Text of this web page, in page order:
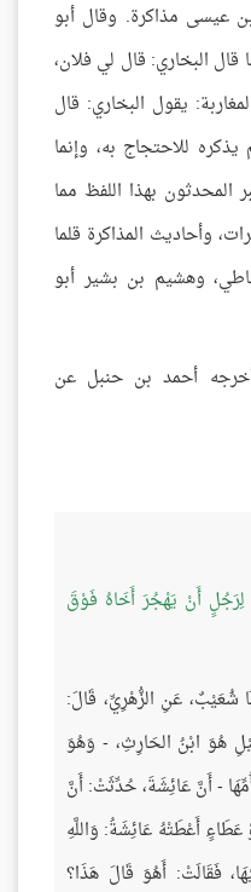
عيسى مذاكرة. وقال أبو
البخاري: قال لي فلان،
يقول البخاري: قال
للاحتجاج به، وإنما
المحدثون بهذا اللفظ مما
وأحاديث المذاكرة قلما
وهشيم بن بشير أبو
أحمد بن حنبل عن
أَنْ يَهْجُرَ أَخَاهُ فَوْقَ
شُعَيْبٌ، عَنِ الزُّهْرِيِّ، قَالَ:
هُوَ ابْنُ الحَارِثِ، - وَهُوَ
- أَنَّ عَائِشَةَ، حُدِّثَتْ: أَنَّ
عَطَاءٍ أَعْطَتْهُ عَائِشَةُ: وَاللَّهِ
فَقَالَتْ: أَهُوَ قَالَ هَذَا؟